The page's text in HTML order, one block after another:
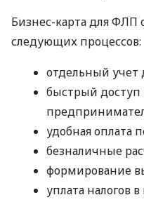
Бизнес-карта для ФЛП
следующих процессов:
отдельный учет
быстрый доступ
удобная оплата
безналичные
формирование
уплата налогов